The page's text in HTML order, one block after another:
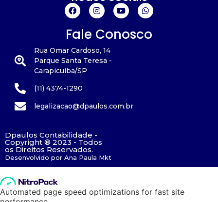
Fale Conosco
Rua Omar Cardoso, 14
Parque Santa Teresa -
Carapicuiba/SP
(11) 4374-1290
legalizacao@dpaulos.com.br
Dpaulos Contabilidade -
Copyright ® 2023 - Todos
os Direitos Reservados.
Desenvolvido por Ana Paula Mkt